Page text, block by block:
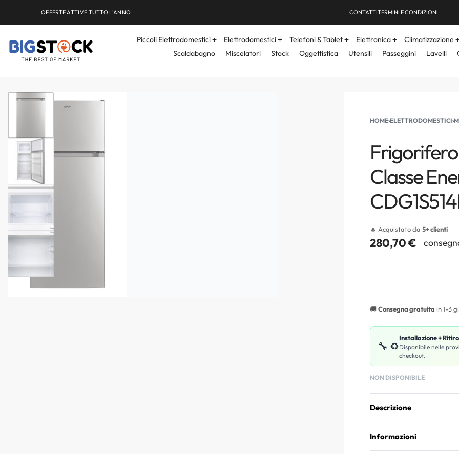
OFFERTE ATTIVE TUTTO L'ANNO CONTATTITERMINI E CONDIZIONI
Piccoli Elettrodomestici Elettrodomestici Telefoni & Tablet Elettronica Climatizzazione
Scaldabagno
Miscelatori Stock Oggettistica Utensili Passeggini Lavelli
HOME›ELETTRODOMESTICI›
Classe
🔥 Acquistato da 5+ clienti
280,70€
🚚Consegna gratuita in 1-3
🔧 ♻️
Installazione +
Disponibile nelle
checkout.
NON DISPONIBILE
Descrizione
Informazioni